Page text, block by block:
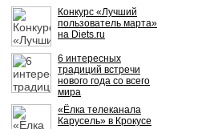
Конкурс «Лучший
пользователь марта»
на Diets.ru
6 интересных
традиций встречи
нового года со всего
мира
«Ёлка телеканала
Карусель» в Крокусе